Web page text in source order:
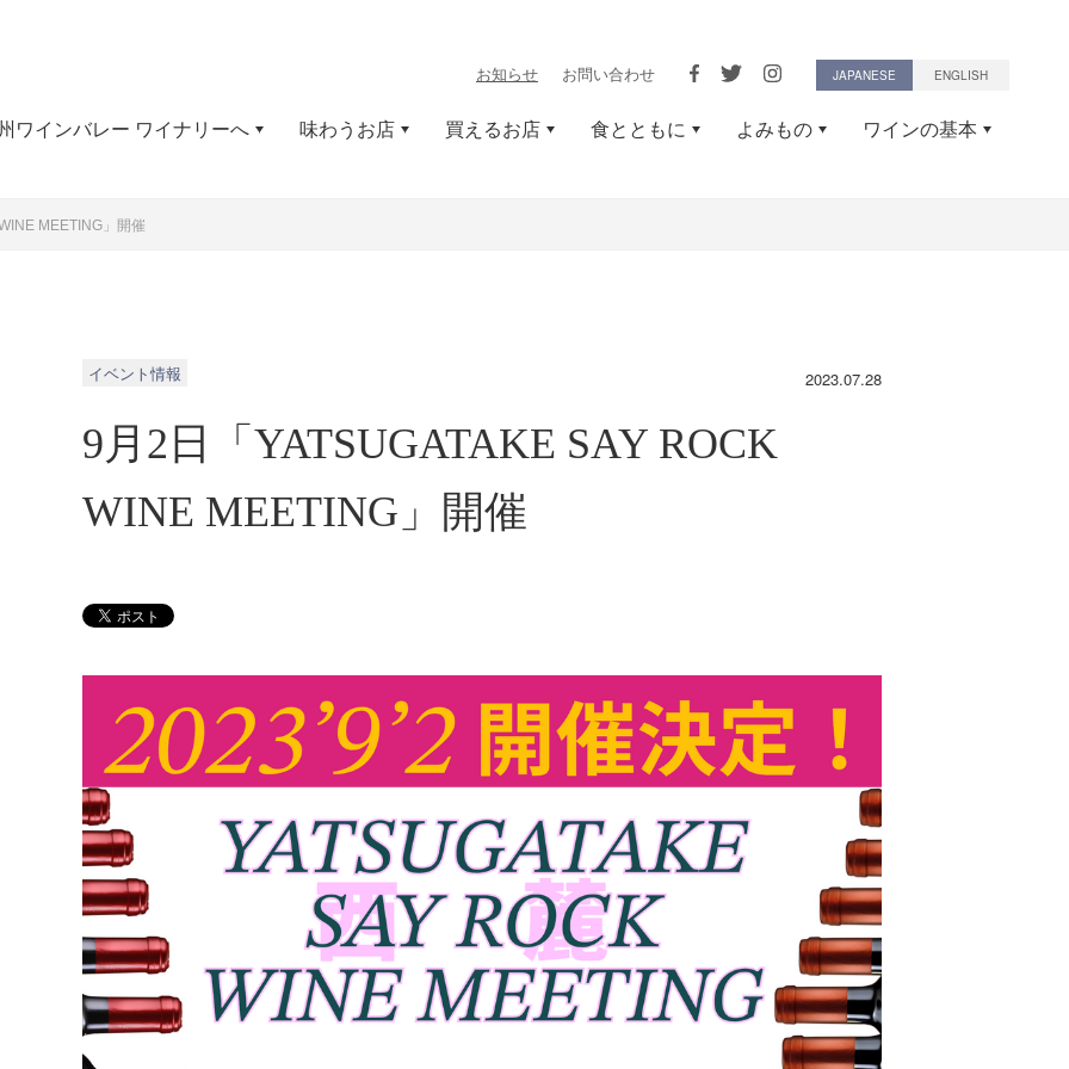
お知らせ お問い合わせ JAPANESE ENGLISH
ワインバレー ワイナリーへ 味わうお店 買えるお店 食とともに よみもの ワインの基本
MEETING」開催
イベント情報 2023.07.28
9月2日「YATSUGATAKE SAY ROCK
WINE MEETING」開催